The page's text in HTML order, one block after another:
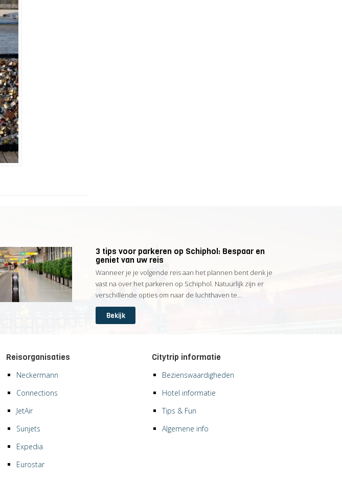
3 tips voor parkeren op Schiphol: Bespaar en
geniet van uw reis
Wanneer je je volgende reis aan het plannen bent denk je
vast na over het parkeren op Schiphol. Natuurlijk zijn er
verschillende opties om naar de luchthaven te...
Bekijk
Reisorganisaties
Neckermann
Connections
JetAir
Sunjets
Expedia
Eurostar
Citytrip informatie
Bezienswaardigheden
Hotel informatie
Tips & Fun
Algemene info